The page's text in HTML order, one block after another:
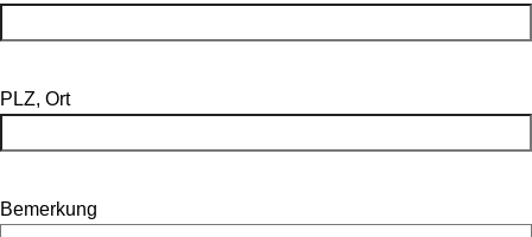
PLZ, Ort
Bemerkung